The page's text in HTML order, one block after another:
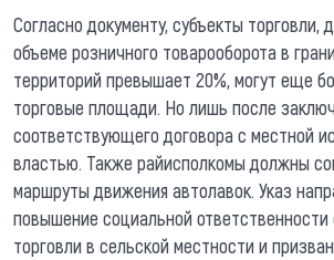
Согласно документу, субъекты торговли,
объеме розничного товарооборота в
территорий превышает 20%, могут еще
торговые площади. Но лишь после
соответствующего договора с местной
властью. Также райисполкомы должны
маршруты движения автолавок. Указ
повышение социальной ответственности
торговли в сельской местности и